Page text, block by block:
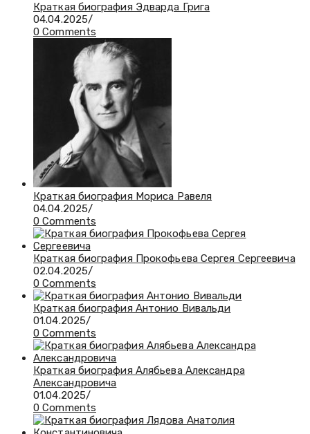
Краткая биография Эдварда Грига
04.04.2025/
0 Comments
Краткая биография Мориса Равеля
04.04.2025/
0 Comments
Краткая биография Прокофьева Сергея Сергеевича
02.04.2025/
0 Comments
Краткая биография Антонио Вивальди
01.04.2025/
0 Comments
Краткая биография Алябьева Александра
Александровича
01.04.2025/
0 Comments